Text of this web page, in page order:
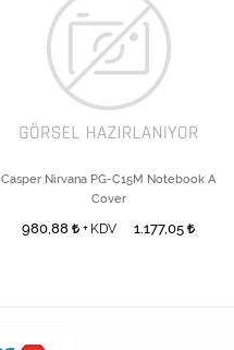
Casper Nirvana PG-C15M Notebook A
Cover
980,88 + KDV 1.177,05